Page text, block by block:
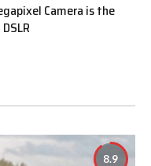
Camera is the
8.9